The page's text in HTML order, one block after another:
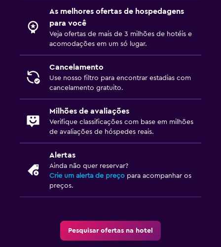
As melhores ofertas de hospedagens
para você
Veja ofertas de mais de 3 milhões de hotéis e
acomodações em um só lugar.
Cancelamento
Use nosso filtro para encontrar estadias com
cancelamento gratuito.
Milhões de avaliações
Verifique classificações com base em milhões
de avaliações de hóspedes reais.
Alertas
Ainda não quer reservar?
Crie um alerta de preço para acompanhar os
preços.
Pesquisar ofertas na hotel